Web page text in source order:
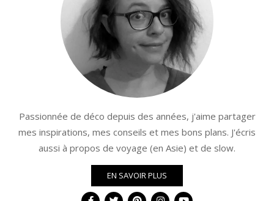
Passionnée de déco depuis des années, j'aime partager
mes inspirations, mes conseils et mes bons plans. J'écris
aussi à propos de voyage (en Asie) et de slow.
EN SAVOIR PLUS